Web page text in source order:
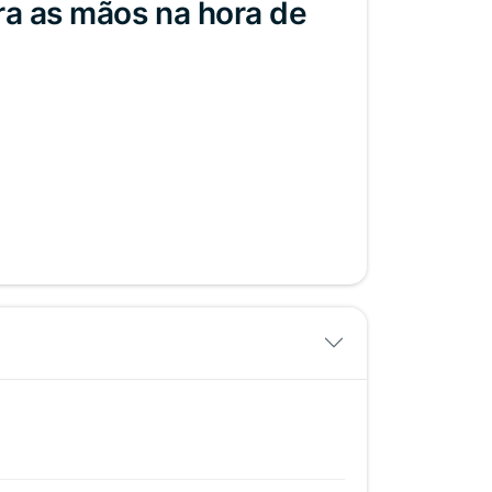
as mãos na hora de